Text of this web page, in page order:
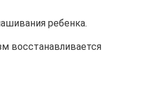
ребенка.
восстанавливается